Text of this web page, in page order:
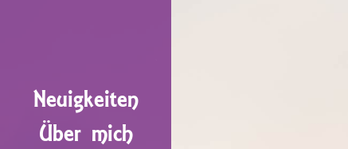
Neuigkeiten
Über mich